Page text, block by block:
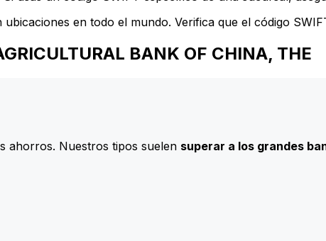
ubicaciones en todo el mundo. Verifica que el código
BANK OF CHINA, THE
ahorros. Nuestros tipos suelen superar a los grandes